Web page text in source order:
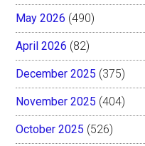
May 2026 (490)
April 2026 (82)
December 2025 (375)
November 2025 (404)
October 2025 (526)